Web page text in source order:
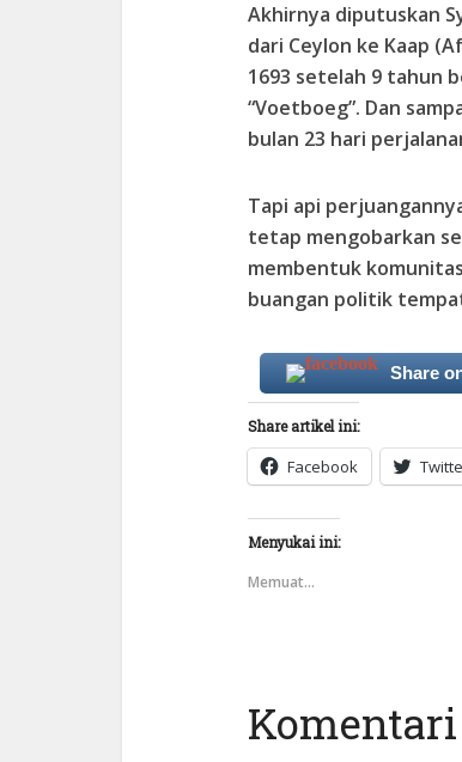
Akhirnya diputuskan
dari Ceylon ke Kaap
1693 setelah 9 tahun
“Voetboeg”. Dan
bulan 23 hari
Tapi api
tetap mengobarkan
membentuk
buangan politik
Share
Share artikel ini:
Facebook
Menyukai ini:
Memuat...